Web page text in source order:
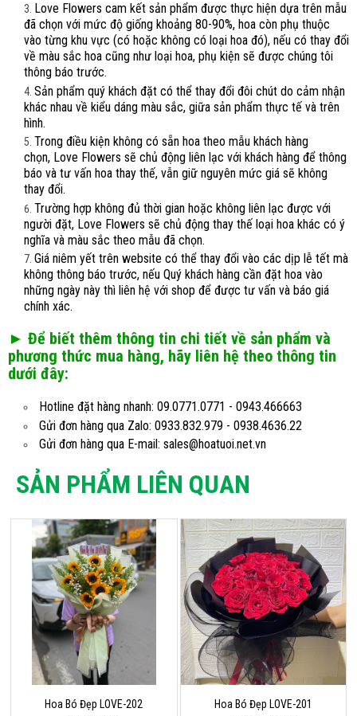
Love Flowers cam kết sản phẩm được thực hiện dựa trên mẫu
đã chọn với mức độ giống khoảng 80-90%, hoa còn phụ thuộc
vào từng khu vực (có hoặc không có loại hoa đó), nếu có thay đổi
về màu sắc hoa cũng như loại hoa, phụ kiện sẽ được chúng tôi
thông báo trước.
Sản phẩm quý khách đặt có thể thay đổi đôi chút do cảm nhận
khác nhau về kiểu dáng màu sắc, giữa sản phẩm thực tế và trên
hình.
Trong điều kiện không có sẵn hoa theo mẫu khách hàng
chọn, Love Flowers sẽ chủ động liên lạc với khách hàng để thông
báo và tư vấn hoa thay thế, vẫn giữ nguyên mức giá sẽ không
thay đổi.
Trường hợp không đủ thời gian hoặc không liên lạc được với
người đặt, Love Flowers sẽ chủ động thay thế loại hoa khác có ý
nghĩa và màu sắc theo mẫu đã chọn.
Giá niêm yết trên website có thể thay đổi vào các dịp lễ tết mà
không thông báo trước, nếu Quý khách hàng cần đặt hoa vào
những ngày này thì liên hệ với shop để được tư vấn và báo giá
chính xác.
► Để biết thêm thông tin chi tiết về sản phẩm và
phương thức mua hàng, hãy liên hệ theo thông tin
dưới đây:
Hotline đặt hàng nhanh: 09.0771.0771 - 0943.466663
Gửi đơn hàng qua Zalo: 0933.832.979 - 0938.4636.22
Gửi đơn hàng qua E-mail: sales@hoatuoi.net.vn
SẢN PHẨM LIÊN QUAN
Hoa Bó Đẹp LOVE-202 Hoa Bó Đẹp LOVE-201